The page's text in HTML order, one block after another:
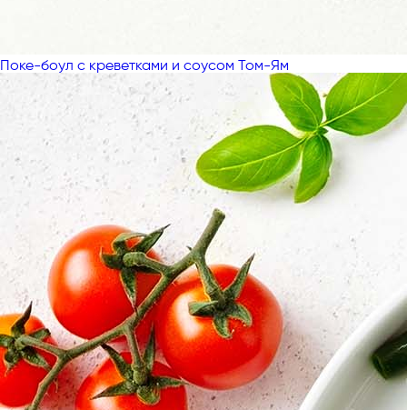
Поке-боул с креветками и соусом Том-Ям